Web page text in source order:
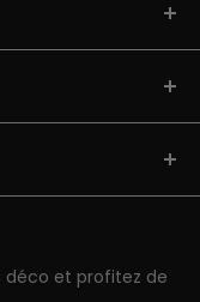
déco et profitez de